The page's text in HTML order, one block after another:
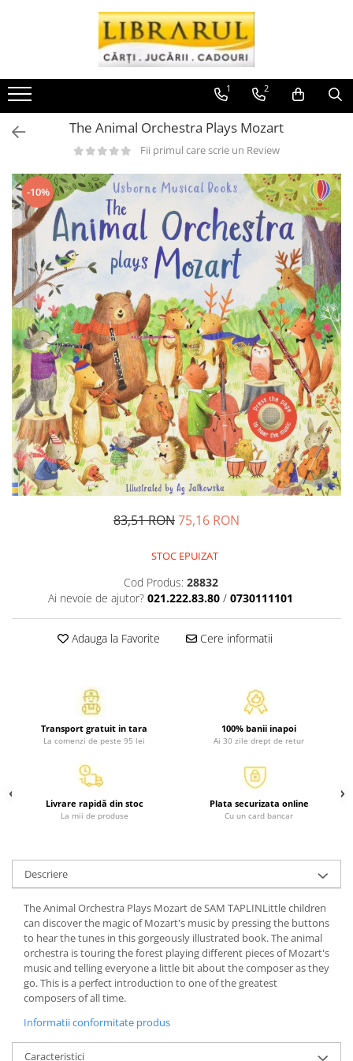
Toate Produsele
CARTI
Arta, arhitectura si fotografie
Arhitectura
Istoria artei
Pictura si desen
Biografii si memorii
Biografii
Memorii si jurnale
Teorie si critica literara
Business, economie, finante
Economie
Finante si investitii
Management si leadership
Pedagogie
Resurse umane
Vanzari si marketing
Carte scolara
Atlase, dictionare si enciclopedii
Carte prescolara
Dictionare de limba romana
Invatamant primar
Carti pentru copii
Activitati si jocuri pentru copii
Atlase, dictionare si enciclopedii
Benzi desenate
Carte prescolara
Carti de colorat
Literatura si fictiune
Povesti pentru copii
Povesti si povestiri
Dictionare si enciclopedii
Atlase
Atlase, dictionare si enciclopedii
Dictionare de limba romana
Dictionare tematice
Diete si fitness
1 2
The Animal Orchestra Plays Mozart
Fii primul care scrie un Review
-10%
83,51 RON75,16 RON
STOC EPUIZAT
Cod Produs: 28832
Ai nevoie de ajutor? 021.222.83.80 / 0730111101
Adauga la Favorite Cere informatii
Transport gratuit in tara
La comenzi de peste 95 lei
100% banii inapoi
Ai 30 zile drept de retur
Livrare rapidă din stoc
La mii de produse
Plata securizata online
Cu un card bancar
Descriere
The Animal Orchestra Plays Mozart de SAM TAPLINLittle children
can discover the magic of Mozart's music by pressing the buttons
to hear the tunes in this gorgeously illustrated book. The animal
orchestra is touring the forest playing different pieces of Mozart's
music and telling everyone a little bit about the composer as they
go. This is a perfect introduction to one of the greatest
composers of all time.
Informatii conformitate produs
Caracteristici